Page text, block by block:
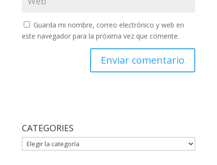
Guarda mi nombre, correo electrónico y web en
este navegador para la próxima vez que comente.
CATEGORIES
CATEGORIES